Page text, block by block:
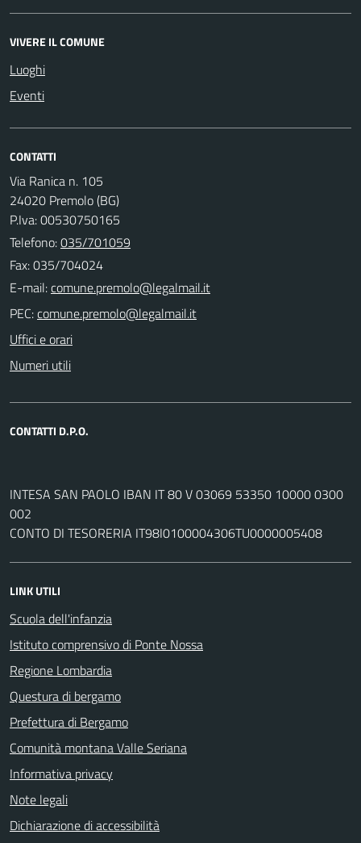
VIVERE IL COMUNE
Luoghi
Eventi
CONTATTI
Via Ranica n. 105
24020 Premolo (BG)
P.Iva: 00530750165
Telefono:035/701059
Fax: 035/704024
E-mail:
PEC:
Uffici e orari
Numeri utili
CONTATTI D.P.O.
INTESA SAN PAOLO IBAN IT 80 V 03069 53350 10000 0300
002
CONTO DI TESORERIA IT98I0100004306TU0000005408
LINK UTILI
Scuola dell'infanzia
Istituto comprensivo di Ponte Nossa
Regione Lombardia
Questura di bergamo
Prefettura di Bergamo
Comunità montana Valle Seriana
Informativa privacy
Note legali
Dichiarazione di accessibilità